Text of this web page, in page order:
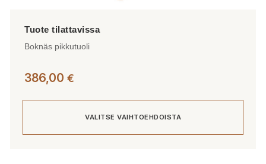
Boknäs pikkutuoli
386,00 €
VALITSE VAIHTOEHDOISTA